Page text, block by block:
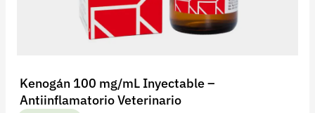
Kenogán 100 mg/mL Inyectable –
Antiinflamatorio Veterinario
Recuperar contraseña
Contacto